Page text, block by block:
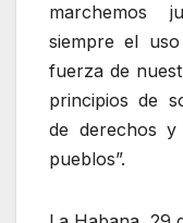
marchemos
siempre el
fuerza de
principios de
de derechos
pueblos”.